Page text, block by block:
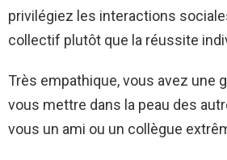
privilégiez les interactions
collectif plutôt que la réussite
Très empathique, vous avez une
vous mettre dans la peau des
vous un ami ou un collègue